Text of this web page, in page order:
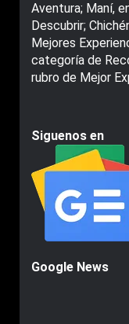
Aventura; Maní,
Descubrir;
Mejores
categoría de
rubro de Mejor
Siguenos en
Google News